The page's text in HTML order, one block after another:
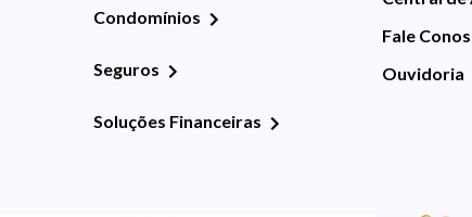
Condomínios
Seguros
Soluções Financeiras
Fale
Ouvidoria